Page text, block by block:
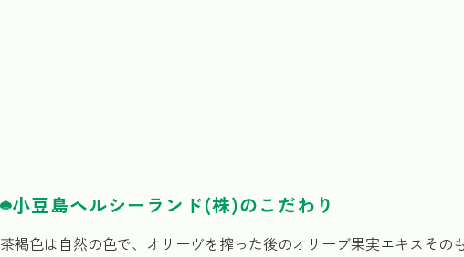
小豆島ヘルシーランド(株)のこだわり
茶褐色は自然の色で、オリーヴを搾った後のオリーブ果実エキスそ